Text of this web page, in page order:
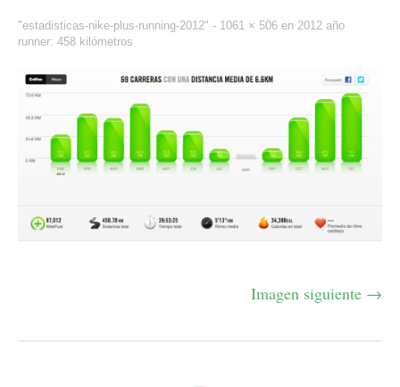
"estadisticas-nike-plus-running-2012" - 1061 × 506 en 2012 año
runner: 458 kilómetros
Imagen siguiente →